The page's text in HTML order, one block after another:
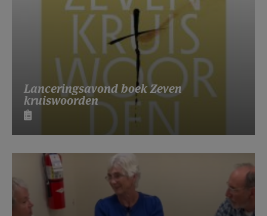
Lanceringsavond boek Zeven
kruiswoorden